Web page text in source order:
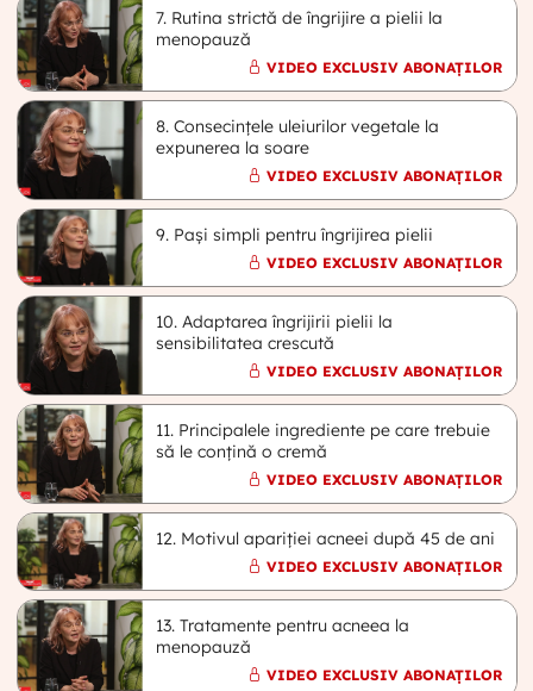
7. Rutina strictă de îngrijire a pielii la
menopauză
VIDEO EXCLUSIV ABONAȚILOR
8. Consecințele uleiurilor vegetale la
expunerea la soare
VIDEO EXCLUSIV ABONAȚILOR
9. Pași simpli pentru îngrijirea pielii
VIDEO EXCLUSIV ABONAȚILOR
10. Adaptarea îngrijirii pielii la
sensibilitatea crescută
VIDEO EXCLUSIV ABONAȚILOR
11. Principalele ingrediente pe care trebuie
să le conțină o cremă
VIDEO EXCLUSIV ABONAȚILOR
12. Motivul apariției acneei după 45 de ani
VIDEO EXCLUSIV ABONAȚILOR
13. Tratamente pentru acneea la
menopauză
VIDEO EXCLUSIV ABONAȚILOR